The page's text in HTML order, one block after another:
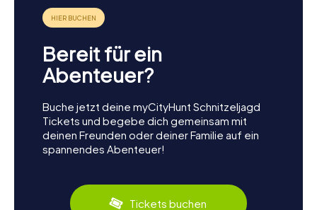
Bereit für ein
Abenteuer?
Buche jetzt deine myCityHunt Schnitzeljagd
Tickets und begebe dich gemeinsam mit
deinen Freunden oder deiner Familie auf ein
spannendes Abenteuer!
Tickets buchen